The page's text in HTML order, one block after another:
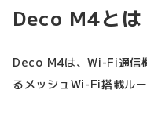
Deco M4とは
Deco M4は、Wi-Fi通信
るメッシュWi-Fi搭載ル